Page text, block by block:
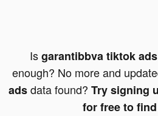
Isgarantibbva tiktok ads
enough? No more and
adsdata found? Try signing
for free to